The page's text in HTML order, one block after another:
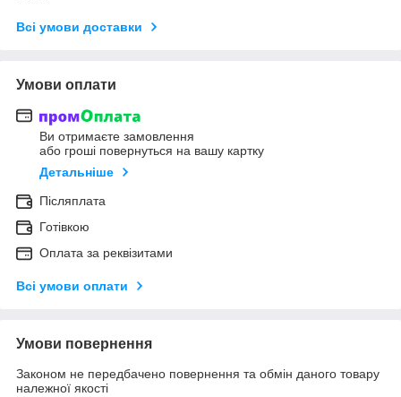
Всі умови доставки
Умови оплати
Ви отримаєте замовлення
або гроші повернуться на вашу картку
Детальніше
Післяплата
Готівкою
Оплата за реквізитами
Всі умови оплати
Умови повернення
Законом не передбачено повернення та обмін даного товару
належної якості